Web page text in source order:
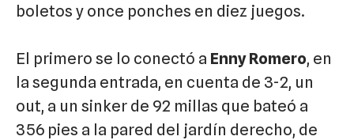
boletos y once ponches en diez juegos.
El primero se lo conectó a Enny Romero, en
la segunda entrada, en cuenta de 3-2, un
out, a un sinker de 92 millas que bateó a
356 pies a la pared del jardín derecho, de